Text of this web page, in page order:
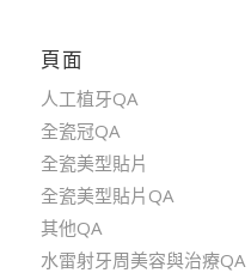
頁面
人工植牙QA
全瓷冠QA
全瓷美型貼片
全瓷美型貼片QA
其他QA
水雷射牙周美容與治療QA